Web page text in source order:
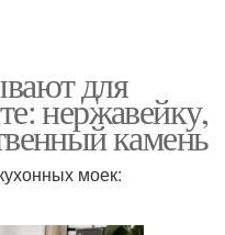
для
нержавейку,
камень
моек: